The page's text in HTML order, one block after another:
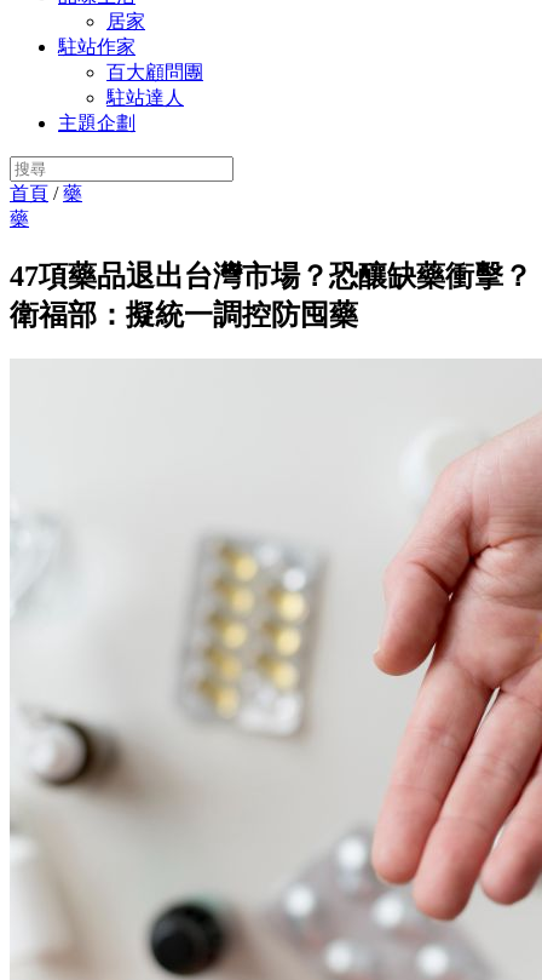
居家
駐站作家
百大顧問團
駐站達人
主題企劃
首頁 /藥
藥
47項藥品退出台灣市場？恐釀缺藥衝擊？
衛福部：擬統一調控防囤藥